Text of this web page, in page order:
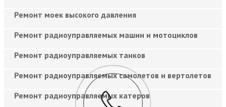
Ремонт моек высокого давления
Ремонт радиоуправляемых машин и мотоциклов
Ремонт радиоуправляемых танков
Ремонт радиоуправляемых самолетов и вертолетов
Ремонт радиоуправляемых катеров